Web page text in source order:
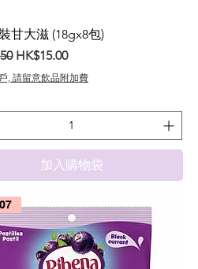
甘大滋 (18gx8包)
促銷價格
HK$15.00
, 請留意飲品附加費
加入購物袋